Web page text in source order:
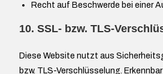
Recht auf Beschwerde bei einer
10. SSL- bzw. TLS-
Diese Website nutzt aus
bzw. TLS-Verschlüsselung.